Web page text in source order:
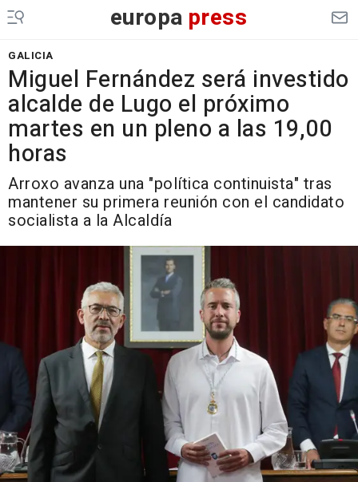
europa press
GALICIA
Miguel Fernández será investido
alcalde de Lugo el próximo
martes en un pleno a las 19,00
horas
Arroxo avanza una "política continuista" tras
mantener su primera reunión con el candidato
socialista a la Alcaldía